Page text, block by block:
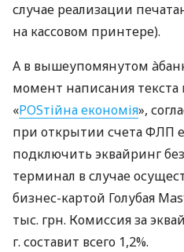
случае реализации
на кассовом принтере).
А в вышеупомянутом
момент написания текста
«POSтійна економія»,
при открытии счета ФЛП
подключить эквайринг
терминал в случае
бизнес-картой Голубая
тыс. грн. Комиссия за
г. составит всего 1,2%.